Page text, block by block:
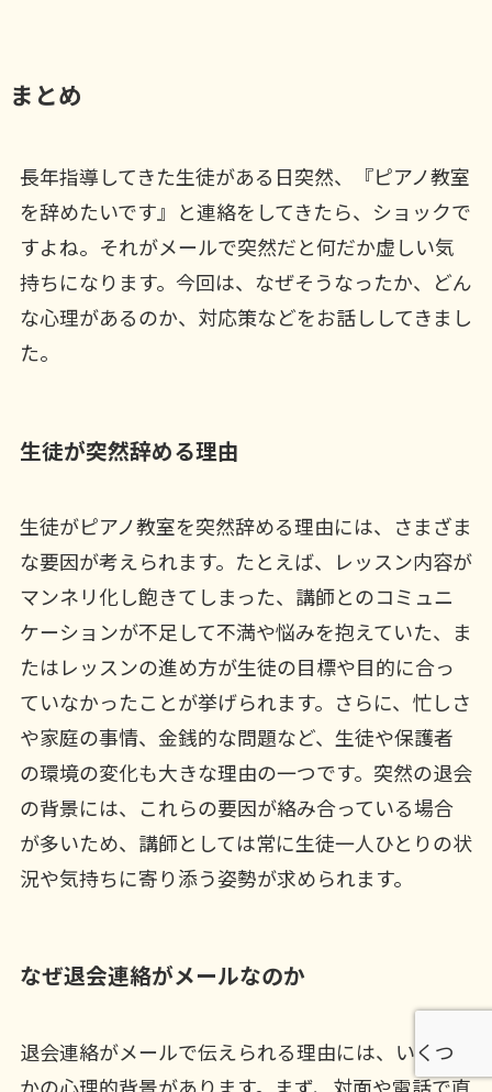
まとめ
長年指導してきた生徒がある日突然、『ピアノ教室
を辞めたいです』と連絡をしてきたら、ショックで
すよね。それがメールで突然だと何だか虚しい気
持ちになります。今回は、なぜそうなったか、どん
な心理があるのか、対応策などをお話ししてきまし
た。
生徒が突然辞める理由
生徒がピアノ教室を突然辞める理由には、さまざま
な要因が考えられます。たとえば、レッスン内容が
マンネリ化し飽きてしまった、講師とのコミュニ
ケーションが不足して不満や悩みを抱えていた、ま
たはレッスンの進め方が生徒の目標や目的に合っ
ていなかったことが挙げられます。さらに、忙しさ
や家庭の事情、金銭的な問題など、生徒や保護者
の環境の変化も大きな理由の一つです。突然の退会
の背景には、これらの要因が絡み合っている場合
が多いため、講師としては常に生徒一人ひとりの状
況や気持ちに寄り添う姿勢が求められます。
なぜ退会連絡がメールなのか
退会連絡がメールで伝えられる理由には、いくつ
かの心理的背景があります。まず、対面や電話で直